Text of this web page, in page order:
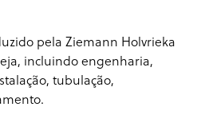
pela Ziemann Holvrieka
incluindo engenharia,
tubulação,